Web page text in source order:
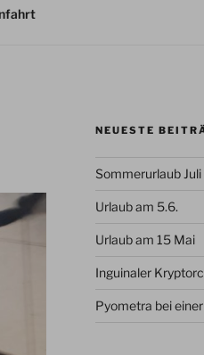
NEUESTE
Sommerurlaub Juli
Urlaub am 5.6.
Urlaub am 15 Mai
Inguinaler
Pyometra bei